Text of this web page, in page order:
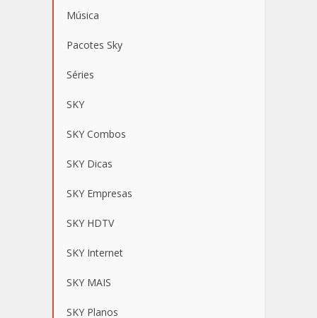
Música
Pacotes Sky
Séries
SKY
SKY Combos
SKY Dicas
SKY Empresas
SKY HDTV
SKY Internet
SKY MAIS
SKY Planos